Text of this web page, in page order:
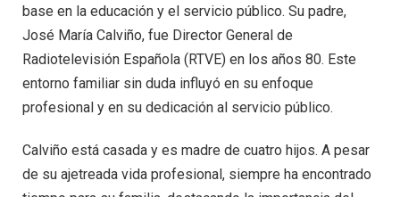
base en la educación y el servicio público. Su padre,
José María Calviño, fue Director General de
Radiotelevisión Española (RTVE) en los años 80. Este
entorno familiar sin duda influyó en su enfoque
profesional y en su dedicación al servicio público.
Calviño está casada y es madre de cuatro hijos. A pesar
de su ajetreada vida profesional, siempre ha encontrado